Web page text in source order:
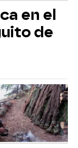
en el
de